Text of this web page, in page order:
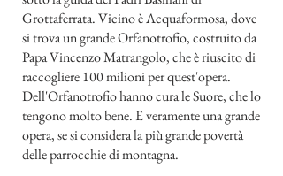
Grottaferrata. Vicino è Acquaformosa, dove
si trova un grande Orfanotrofio, costruito da
Papa Vincenzo Matrangolo, che è riuscito di
raccogliere 100 milioni per quest'opera.
Dell'Orfanotrofio hanno cura le Suore, che lo
tengono molto bene. E veramente una grande
opera, se si considera la più grande povertà
delle parrocchie di montagna.